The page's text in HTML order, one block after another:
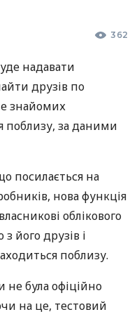
362
надавати
друзів по
знайомих
поблизу, за даними
посилається на
нова функція
облікового
його друзів і
поблизу.
не була офіційно
на це, тестовий